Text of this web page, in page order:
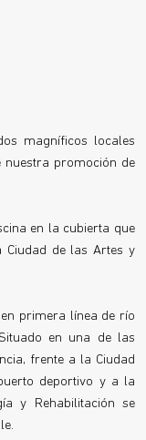
magníficos locales
nuestra promoción de
en la cubierta que
de las Artes y
primera línea de río
en una de las
frente a la Ciudad
deportivo y a la
y Rehabilitación se